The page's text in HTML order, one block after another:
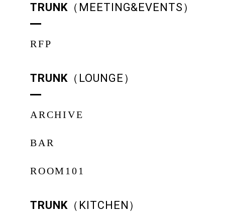
TRUNK（MEETING&EVENTS）
RFP
TRUNK（LOUNGE）
ARCHIVE
BAR
ROOM101
TRUNK（KITCHEN）